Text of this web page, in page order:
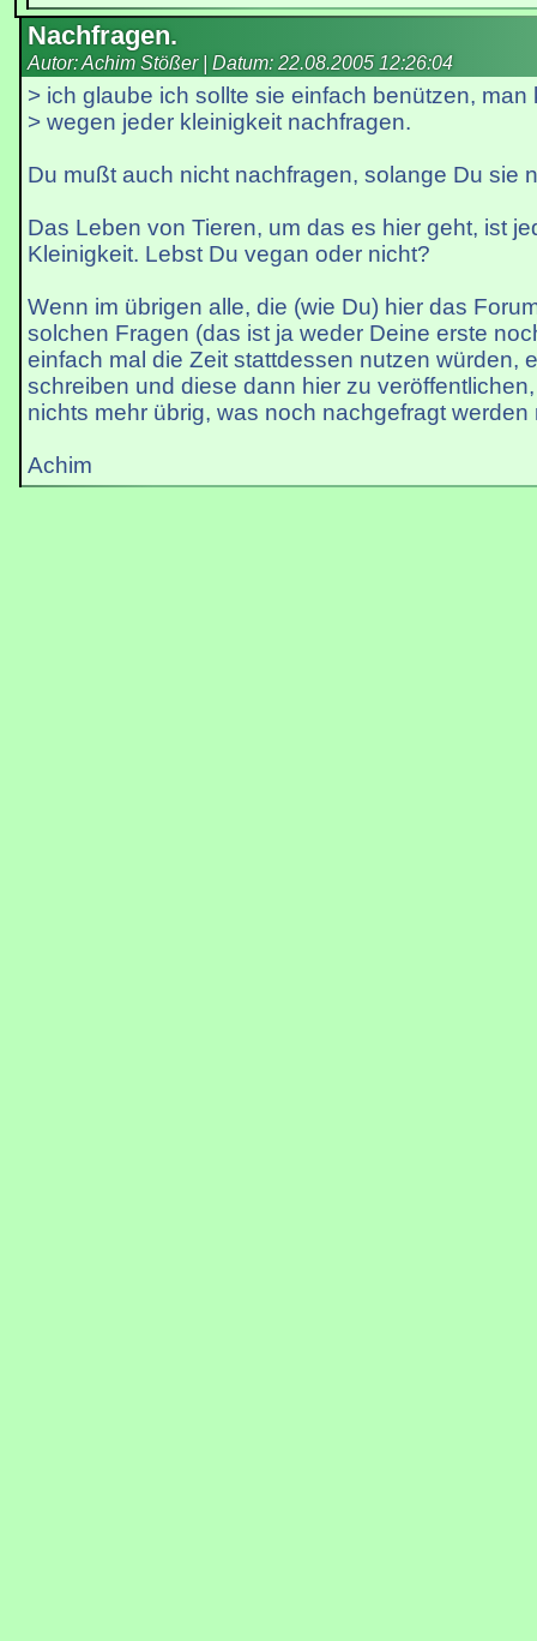
Nachfragen.
Autor: Achim Stößer | Datum: 22.08.2005 12:26:04
> ich glaube ich sollte sie einfach benützen, man
> wegen jeder kleinigkeit nachfragen.
Du mußt auch nicht nachfragen, solange Du sie
Das Leben von Tieren, um das es hier geht, ist
Kleinigkeit. Lebst Du vegan oder nicht?
Wenn im übrigen alle, die (wie Du) hier das
solchen Fragen (das ist ja weder Deine erste
einfach mal die Zeit stattdessen nutzen würden,
schreiben und diese dann hier zu
nichts mehr übrig, was noch nachgefragt werden
Achim